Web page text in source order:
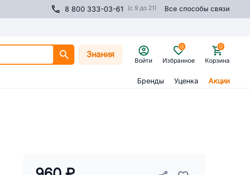
8 800 333-03-61 (с 9 до 21) Все способы связи
Знания
Войти Избранное
0
Корзина
0
Бренды Уценка Акции